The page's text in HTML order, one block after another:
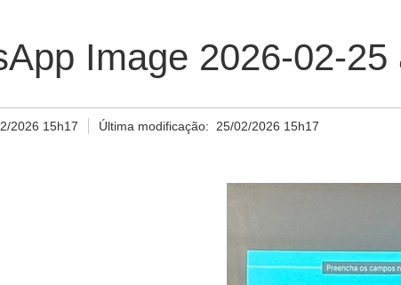
Image 2026-02-
2026 15h17 Última modificação: 25/02/2026 15h17